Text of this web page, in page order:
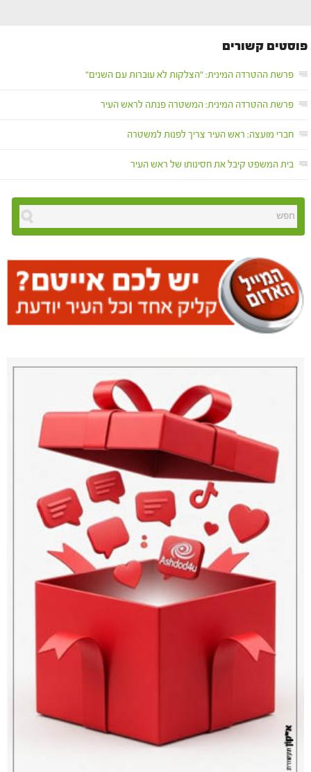
פוסטים קשורים
פרשת ההטרדה המינית: "הצלקות לא עוברות עם השנים"
פרשת ההטרדה המינית: המשטרה פנתה לראש העיר
חברי מועצה: ראש העיר צריך לפנות למשטרה
בית המשפט קיבל את חסינותו של ראש העיר